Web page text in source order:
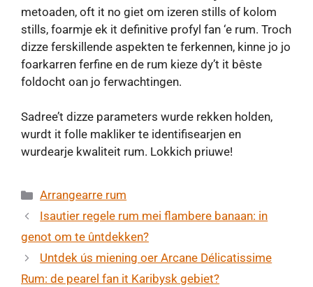
metoaden, oft it no giet om izeren stills of kolom
stills, foarmje ek it definitive profyl fan ‘e rum. Troch
dizze ferskillende aspekten te ferkennen, kinne jo jo
foarkarren ferfine en de rum kieze dy’t it bêste
foldocht oan jo ferwachtingen.
Sadree’t dizze parameters wurde rekken holden,
wurdt it folle makliker te identifisearjen en
wurdearje kwaliteit rum. Lokkich priuwe!
Categories
Arrangearre rum
Isautier regele rum mei flambere banaan: in
genot om te ûntdekken?
Untdek ús miening oer Arcane Délicatissime
Rum: de pearel fan it Karibysk gebiet?